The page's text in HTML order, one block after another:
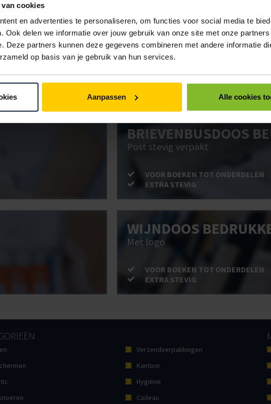
cookies
en advertenties te personaliseren, om functies voor social media te
Ook delen we informatie over jouw gebruik van onze site met onze
Deze partners kunnen deze gegevens combineren met andere informatie
op basis van je gebruik van hun services.
Aanpassen Alle cookies
IN BESTELLING
Gebruik bestel- en offertelijsten om eenvoudig en snel producten te bestellen. Uw
administratie!
BRIEVENBUSDOOS
Post stevig verpakt
VOOR BOEKEN TOT ONDERDELEN
EXTRA STEVIG
WIJNDOOS
Met logo
VOOR BOEKEN TOT ONDERDELEN
EXTRA STEVIG
Verzendverpakkingen
Kantoor
Hygiëne
Cadeau